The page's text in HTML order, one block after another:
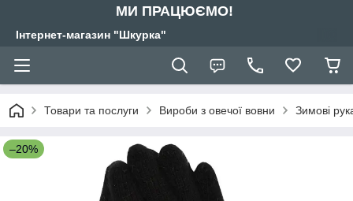
МИ ПРАЦЮЄМО!
Інтернет-магазин "Шкурка"
Товари та послуги Вироби з овечої вовни Зимові
–20%